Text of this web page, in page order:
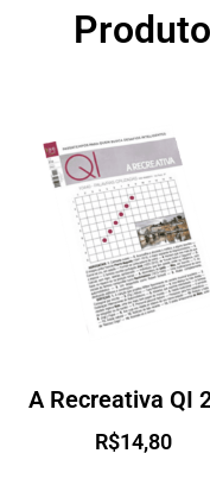
A Recreativa QI
R$14,80